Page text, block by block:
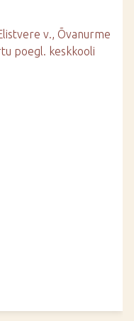
v., Õvanurme
poegl. keskkooli